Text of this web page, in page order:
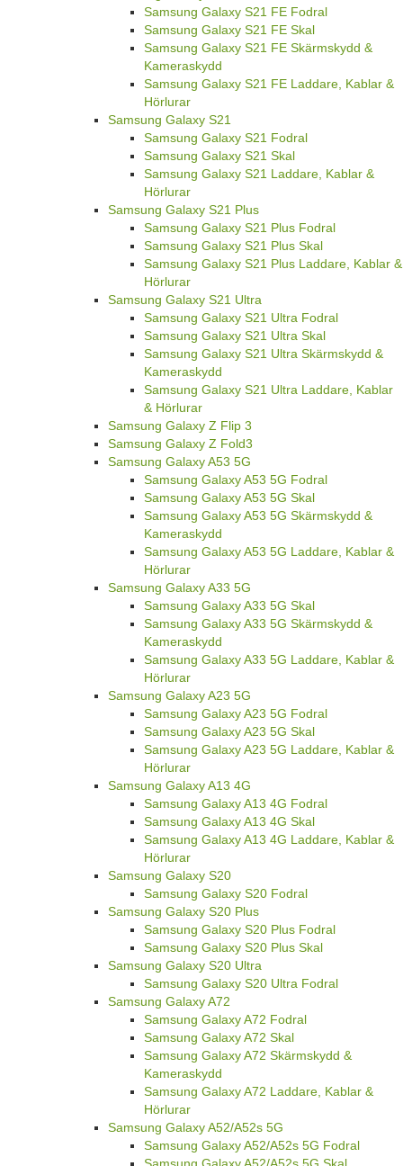
Samsung Galaxy S21 FE Fodral
Samsung Galaxy S21 FE Skal
Samsung Galaxy S21 FE Skärmskydd &
Kameraskydd
Samsung Galaxy S21 FE Laddare, Kablar &
Hörlurar
Samsung Galaxy S21
Samsung Galaxy S21 Fodral
Samsung Galaxy S21 Skal
Samsung Galaxy S21 Laddare, Kablar &
Hörlurar
Samsung Galaxy S21 Plus
Samsung Galaxy S21 Plus Fodral
Samsung Galaxy S21 Plus Skal
Samsung Galaxy S21 Plus Laddare, Kablar &
Hörlurar
Samsung Galaxy S21 Ultra
Samsung Galaxy S21 Ultra Fodral
Samsung Galaxy S21 Ultra Skal
Samsung Galaxy S21 Ultra Skärmskydd &
Kameraskydd
Samsung Galaxy S21 Ultra Laddare, Kablar
& Hörlurar
Samsung Galaxy Z Flip 3
Samsung Galaxy Z Fold3
Samsung Galaxy A53 5G
Samsung Galaxy A53 5G Fodral
Samsung Galaxy A53 5G Skal
Samsung Galaxy A53 5G Skärmskydd &
Kameraskydd
Samsung Galaxy A53 5G Laddare, Kablar &
Hörlurar
Samsung Galaxy A33 5G
Samsung Galaxy A33 5G Skal
Samsung Galaxy A33 5G Skärmskydd &
Kameraskydd
Samsung Galaxy A33 5G Laddare, Kablar &
Hörlurar
Samsung Galaxy A23 5G
Samsung Galaxy A23 5G Fodral
Samsung Galaxy A23 5G Skal
Samsung Galaxy A23 5G Laddare, Kablar &
Hörlurar
Samsung Galaxy A13 4G
Samsung Galaxy A13 4G Fodral
Samsung Galaxy A13 4G Skal
Samsung Galaxy A13 4G Laddare, Kablar &
Hörlurar
Samsung Galaxy S20
Samsung Galaxy S20 Fodral
Samsung Galaxy S20 Plus
Samsung Galaxy S20 Plus Fodral
Samsung Galaxy S20 Plus Skal
Samsung Galaxy S20 Ultra
Samsung Galaxy S20 Ultra Fodral
Samsung Galaxy A72
Samsung Galaxy A72 Fodral
Samsung Galaxy A72 Skal
Samsung Galaxy A72 Skärmskydd &
Kameraskydd
Samsung Galaxy A72 Laddare, Kablar &
Hörlurar
Samsung Galaxy A52/A52s 5G
Samsung Galaxy A52/A52s 5G Fodral